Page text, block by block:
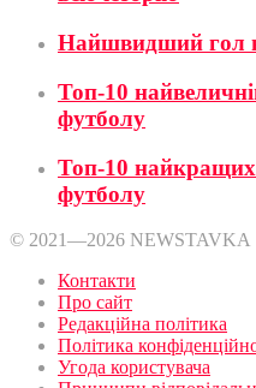
Найшвидший гол в
Топ-10
футболу
Топ-10 найкращих
футболу
© 2021—2026 NEWSTAVKA
Контакти
Про сайт
Редакційна політика
Політика
Угода користувача